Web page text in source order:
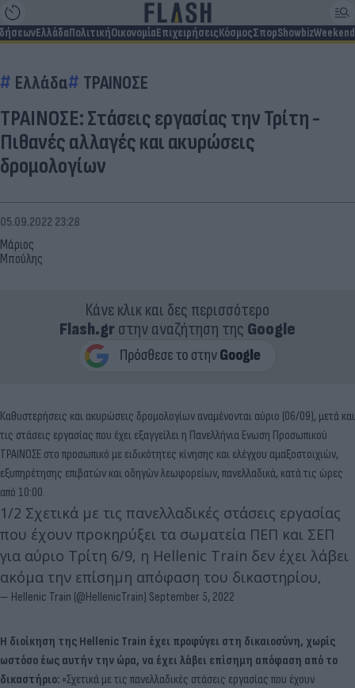
ΕλλάδαΠολιτικήΟικονομίαΕπιχειρήσειςΚόσμοςΣπορShowbizWeekend
Ελλάδα ΤΡΑΙΝΟΣΕ
ΤΡΑΙΝΟΣΕ: Στάσεις εργασίας την Τρίτη -
Πιθανές αλλαγές και ακυρώσεις
δρομολογίων
Μάριος
Μπούλης
05.09.2022 23:28
Κάνε κλικ και δες περισσότερο
Flash.grστην αναζήτηση της Google
Καθυστερήσεις και ακυρώσεις δρομολογίων αναμένονται αύριο (06/09), μετά και
τις στάσεις εργασίας που έχει εξαγγείλει η Πανελλήνια Ενωση Προσωπικού
ΤΡΑΙΝΟΣΕ στο προσωπικό με ειδικότητες κίνησης και ελέγχου αμαξοστοιχιών,
εξυπηρέτησης επιβατών και οδηγών λεωφορείων, πανελλαδικά, κατά τις ώρες
από 10:00.
1/2 Σχετικά με τις πανελλαδικές στάσεις εργασίας
που έχουν προκηρύξει τα σωματεία ΠΕΠ και ΣΕΠ
για αύριο Τρίτη 6/9, η Hellenic Train δεν έχει λάβει
ακόμα την επίσημη απόφαση του δικαστηρίου,
— Hellenic Train (@HellenicTrain) September 5, 2022
Η διοίκηση της Hellenic Τrain έχει προφύγει στη δικαιοσύνη, χωρίς
ωστόσο έως αυτήν την ώρα, να έχει λάβει επίσημη απόφαση από το
δικαστήριο: «Σχετικά με τις πανελλαδικές στάσεις εργασίας που έχουν